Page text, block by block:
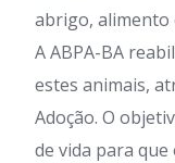
abrigo, alimento
A ABPA-BA
estes animais,
Adoção. O
de vida para